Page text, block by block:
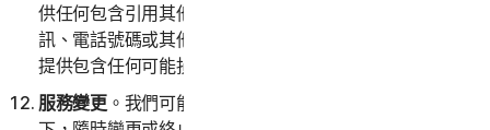
供任何包含引用其他網站、位址、電子郵件地址、聯絡資
訊、電話號碼或其他個人識別資訊的提交物；(vii) 將不會
提供包含任何可能損壞電腦程序或檔案的提交物。
服務變更。我們可能會在通知閣下或不通知閣下的情況